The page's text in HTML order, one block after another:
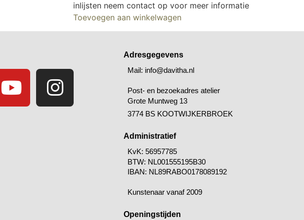
inlijsten neem contact op voor meer informatie
Toevoegen aan winkelwagen
Adresgegevens
Mail: info@davitha.nl
Post- en bezoekadres atelier
Grote Muntweg 13
3774 BS KOOTWIJKERBROEK
Administratief
KvK: 56957785
BTW: NL001555195B30
IBAN: NL89RABO0178089192
Kunstenaar vanaf 2009
Openingstijden